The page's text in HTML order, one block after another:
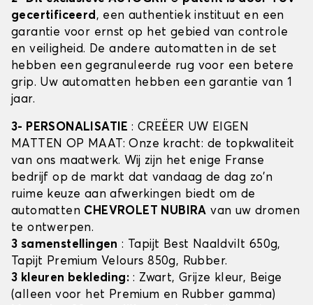
gecertificeerd, een authentiek instituut en een
garantie voor ernst op het gebied van controle
en veiligheid. De andere automatten in de set
hebben een gegranuleerde rug voor een betere
grip. Uw automatten hebben een garantie van 1
jaar.
3- PERSONALISATIE: CREËER UW EIGEN
MATTEN OP MAAT: Onze kracht: de topkwaliteit
van ons maatwerk. Wij zijn het enige Franse
bedrijf op de markt dat vandaag de dag zo'n
ruime keuze aan afwerkingen biedt om de
automatten CHEVROLET NUBIRA van uw dromen
te ontwerpen.
3 samenstellingen : Tapijt Best Naaldvilt 650g,
Tapijt Premium Velours 850g, Rubber.
3 kleuren bekleding: : Zwart, Grijze kleur, Beige
(alleen voor het Premium en Rubber gamma)